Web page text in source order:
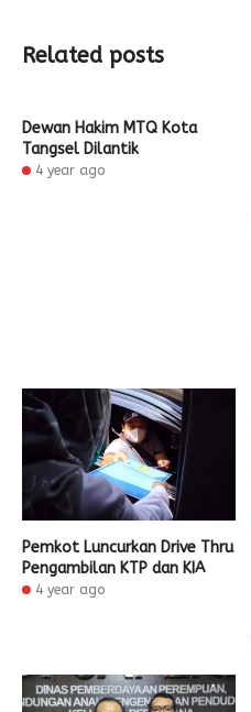
Related posts
Dewan Hakim MTQ Kota
Tangsel Dilantik
4 year ago
Pemkot Luncurkan Drive Thru
Pengambilan KTP dan KIA
4 year ago